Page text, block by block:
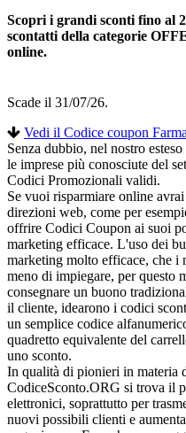
Scopri i grandi sconti fino al
scontatti della categorie
online.
Scade il 31/07/26.
Vedi il Codice coupon
Senza dubbio, nel nostro
le imprese più conosciute del
Codici Promozionali validi.
Se vuoi risparmiare online
direzioni web, come per
offrire Codici Coupon ai suoi
marketing efficace. L'uso dei
marketing molto efficace, che i
meno di impiegare, per questo
consegnare un buono
il cliente, idearono i codici
un semplice codice
quadretto equivalente del
uno sconto.
In qualità di pionieri in materia
CodiceSconto.ORG si trova il
elettronici, soprattutto per
nuovi possibili clienti e